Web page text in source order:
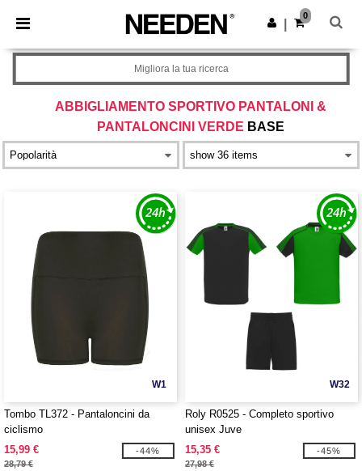
× App Needen
Prezzi migliori sull'app!
Scarica app
0
ABBIGLIAMENTO SPORTIVO PANTALONI &
PANTALONCINI VERDE BASE
Migliora la tua ricerca
W1
Tombo TL372 - Pantaloncini da
ciclismo
15,99 €
28,79 €
-44%
W32
Roly R0525 - Completo sportivo
unisex Juve
15,35 €
27,98 €
-45%